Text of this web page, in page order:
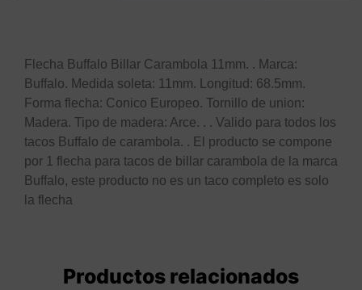
Flecha Buffalo Billar Carambola 11mm. . Marca:
Buffalo. Medida soleta: 11mm. Longitud: 68.5mm.
Forma flecha: Conico Europeo. Tornillo de union:
Madera. Tipo de madera: Arce. . . Valido para todos los
tacos Buffalo de carambola. . El producto se compone
por 1 flecha para tacos de billar carambola de la marca
Buffalo, este producto no es un taco completo es solo
la flecha
Productos relacionados